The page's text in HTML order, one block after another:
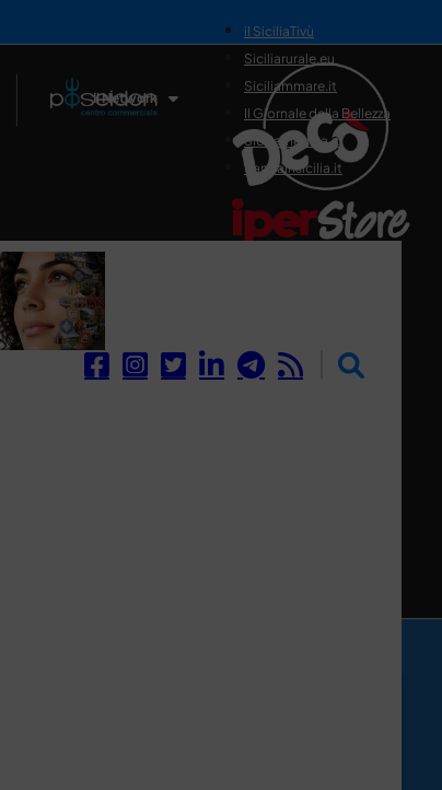
Il Network
il SiciliaTivù
Siciliarurale.eu
Siciliammare.it
Il Giornale della Bellezza
Siciliamedica.it
Sanitainsicilia.it